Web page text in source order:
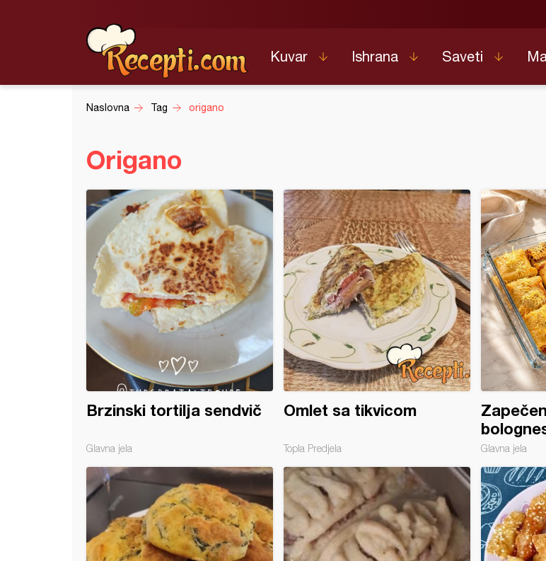
Kuvar Ishrana Saveti
Naslovna Tag origano
Origano
Brzinski tortilja sendvič
Glavna jela
Omlet sa tikvicom
Topla Predjela Glavna jela
sa ovsenim pahuljicama
rolat (šta sa jajima od Vaskrsa)